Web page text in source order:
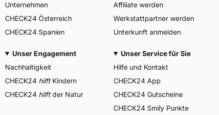
Unternehmen
CHECK24 Österreich
CHECK24 Spanien
Affiliate werden
Werkstattpartner werden
Unterkunft anmelden
Unser Engagement
Nachhaltigkeit
CHECK24 hilftKindern
CHECK24 hilftder Natur
Unser Service für Sie
Hilfe und Kontakt
CHECK24 App
CHECK24 Gutscheine
CHECK24 Smily Punkte